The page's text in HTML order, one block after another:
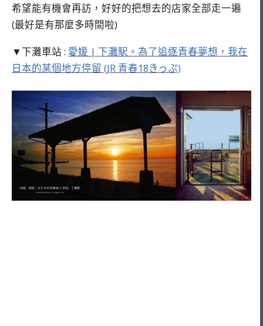
希望能有機會再訪，好好的把想去的店家全部走一遍
(最好是有那麼多時間啦)
▼下灘車站 : 愛媛 | 下灘駅。為了追逐青春夢想，我在
日本的某個地方停留 (JR 青春18きっぷ)